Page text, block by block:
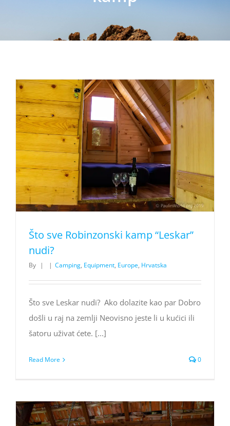
Što sve Robinzonski kamp “Leskar”
nudi?
By | | Camping, Equipment, Europe, Hrvatska
Što sve Leskar nudi? Ako dolazite kao par Dobro
došli u raj na zemlji Neovisno jeste li u kućici ili
šatoru uživat ćete. [...]
Read More 0